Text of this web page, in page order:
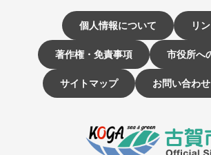
個人情報について リ
著作権・免責事項 市役所へ
サイトマップ お問い合わ